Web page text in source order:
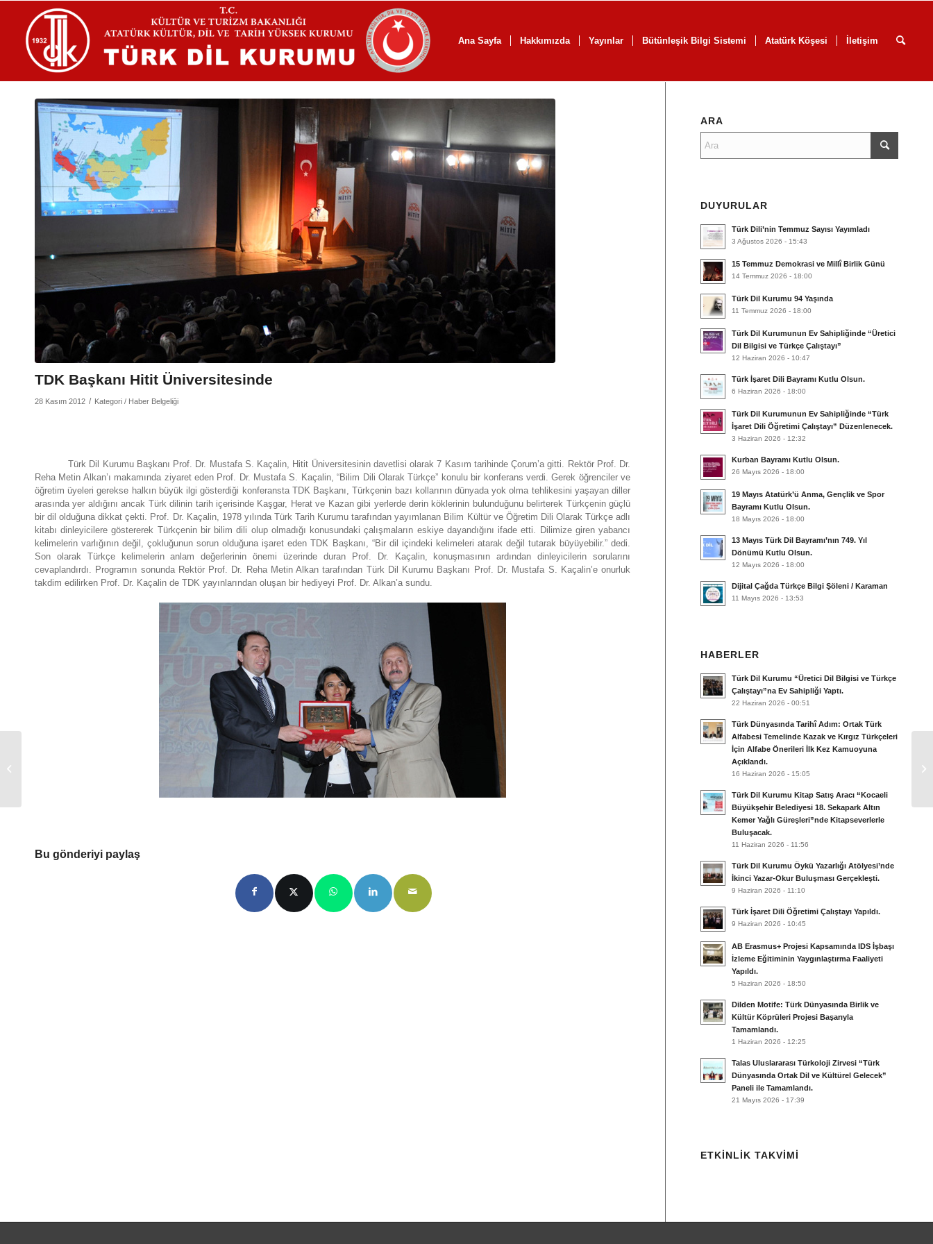
Ana Sayfa Hakkımızda Yayınlar Bütünleşik Bilgi Sistemi Atatürk Köşesi İletişim
TDK Başkanı Hitit Üniversitesinde
28 Kasım 2012 / Kategori / Haber Belgeliği
Türk Dil Kurumu Başkanı Prof. Dr. Mustafa S. Kaçalin, Hitit Üniversitesinin davetlisi olarak 7 Kasım tarihinde Çorum’a gitti. Rektör Prof. Dr.
Reha Metin Alkan’ı makamında ziyaret eden Prof. Dr. Mustafa S. Kaçalin, “Bilim Dili Olarak Türkçe” konulu bir konferans verdi. Gerek öğrenciler ve
öğretim üyeleri gerekse halkın büyük ilgi gösterdiği konferansta TDK Başkanı, Türkçenin bazı kollarının dünyada yok olma tehlikesini yaşayan diller
arasında yer aldığını ancak Türk dilinin tarih içerisinde Kaşgar, Herat ve Kazan gibi yerlerde derin köklerinin bulunduğunu belirterek Türkçenin güçlü
bir dil olduğuna dikkat çekti. Prof. Dr. Kaçalin, 1978 yılında Türk Tarih Kurumu tarafından yayımlanan Bilim Kültür ve Öğretim Dili Olarak Türkçe adlı
kitabı dinleyicilere göstererek Türkçenin bir bilim dili olup olmadığı konusundaki çalışmaların eskiye dayandığını ifade etti. Dilimize giren yabancı
kelimelerin varlığının değil, çokluğunun sorun olduğuna işaret eden TDK Başkanı, “Bir dil içindeki kelimeleri atarak değil tutarak büyüyebilir.” dedi.
Son olarak Türkçe kelimelerin anlam değerlerinin önemi üzerinde duran Prof. Dr. Kaçalin, konuşmasının ardından dinleyicilerin sorularını
cevaplandırdı. Programın sonunda Rektör Prof. Dr. Reha Metin Alkan tarafından Türk Dil Kurumu Başkanı Prof. Dr. Mustafa S. Kaçalin’e onurluk
takdim edilirken Prof. Dr. Kaçalin de TDK yayınlarından oluşan bir hediyeyi Prof. Dr. Alkan’a sundu.
Bu gönderiyi paylaş
ARA
DUYURULAR
Türk Dili’nin Temmuz Sayısı Yayımladı
3 Ağustos 2026 - 15:43
15 Temmuz Demokrasi ve Millî Birlik Günü
14 Temmuz 2026 - 18:00
Türk Dil Kurumu 94 Yaşında
11 Temmuz 2026 - 18:00
Türk Dil Kurumunun Ev Sahipliğinde “Üretici
Dil Bilgisi ve Türkçe Çalıştayı”
12 Haziran 2026 - 10:47
Türk İşaret Dili Bayramı Kutlu Olsun.
6 Haziran 2026 - 18:00
Türk Dil Kurumunun Ev Sahipliğinde “Türk
İşaret Dili Öğretimi Çalıştayı” Düzenlenecek.
3 Haziran 2026 - 12:32
Kurban Bayramı Kutlu Olsun.
26 Mayıs 2026 - 18:00
19 Mayıs Atatürk’ü Anma, Gençlik ve Spor
Bayramı Kutlu Olsun.
18 Mayıs 2026 - 18:00
13 Mayıs Türk Dil Bayramı’nın 749. Yıl
Dönümü Kutlu Olsun.
12 Mayıs 2026 - 18:00
Dijital Çağda Türkçe Bilgi Şöleni / Karaman
11 Mayıs 2026 - 13:53
HABERLER
Türk Dil Kurumu “Üretici Dil Bilgisi ve Türkçe
Çalıştayı”na Ev Sahipliği Yaptı.
22 Haziran 2026 - 00:51
Türk Dünyasında Tarihî Adım: Ortak Türk
Alfabesi Temelinde Kazak ve Kırgız Türkçeleri
İçin Alfabe Önerileri İlk Kez Kamuoyuna
Açıklandı.
16 Haziran 2026 - 15:05
Türk Dil Kurumu Kitap Satış Aracı “Kocaeli
Büyükşehir Belediyesi 18. Sekapark Altın
Kemer Yağlı Güreşleri”nde Kitapseverlerle
Buluşacak.
11 Haziran 2026 - 11:56
Türk Dil Kurumu Öykü Yazarlığı Atölyesi’nde
İkinci Yazar-Okur Buluşması Gerçekleşti.
9 Haziran 2026 - 11:10
Türk İşaret Dili Öğretimi Çalıştayı Yapıldı.
9 Haziran 2026 - 10:45
AB Erasmus+ Projesi Kapsamında IDS İşbaşı
İzleme Eğitiminin Yaygınlaştırma Faaliyeti
Yapıldı.
5 Haziran 2026 - 18:50
Dilden Motife: Türk Dünyasında Birlik ve
Kültür Köprüleri Projesi Başarıyla
Tamamlandı.
1 Haziran 2026 - 12:25
Talas Uluslararası Türkoloji Zirvesi “Türk
Dünyasında Ortak Dil ve Kültürel Gelecek”
Paneli ile Tamamlandı.
21 Mayıs 2026 - 17:39
ETKINLIK TAKVIMI